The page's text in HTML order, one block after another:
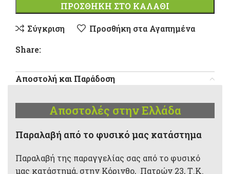
ΠΡΟΣΘΉΚΗ ΣΤΟ ΚΑΛΆΘΙ
Σύγκριση
Προσθήκη στα Αγαπημένα
Share:
Αποστολή και Παράδοση
Αποστολές στην Ελλάδα
Παραλαβή από το φυσικό μας κατάστημα
Παραλαβή της παραγγελίας σας από το φυσικό
μας κατάστημά, στην Κόρινθο, Πατρών 23, Τ.Κ.